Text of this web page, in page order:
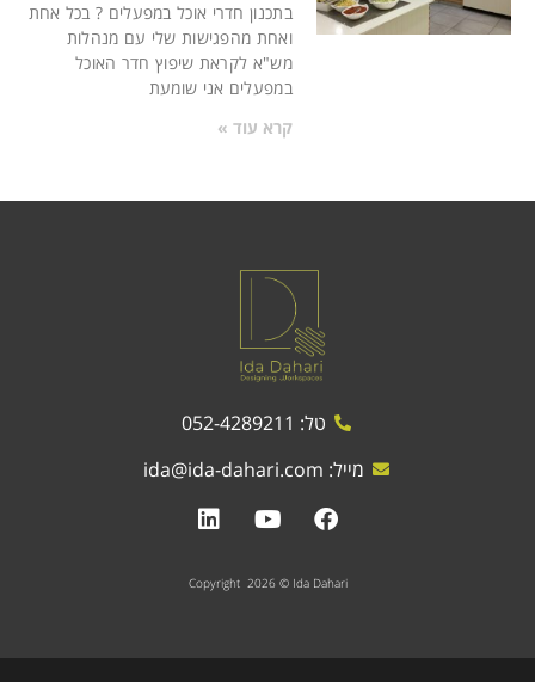
בתכנון חדרי אוכל במפעלים ? בכל אחת
ואחת מהפגישות שלי עם מנהלות
מש"א לקראת שיפוץ חדר האוכל
במפעלים אני שומעת
קרא עוד »
טל: 052-4289211
מייל: ida@ida-dahari.com
Copyright 2026 © Ida Dahari